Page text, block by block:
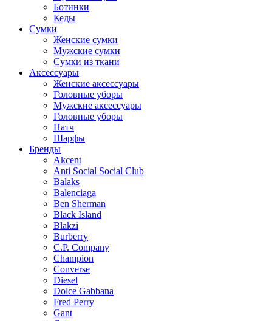
Ботинки
Кеды
Сумки
Женские сумки
Мужские сумки
Сумки из ткани
Аксессуары
Женские аксессуары
Головные уборы
Мужские аксессуары
Головные уборы
Патч
Шарфы
Бренды
Akcent
Anti Social Social Club
Balaks
Balenciaga
Ben Sherman
Black Island
Blakzi
Burberry
C.P. Company
Champion
Converse
Diesel
Dolce Gabbana
Fred Perry
Gant